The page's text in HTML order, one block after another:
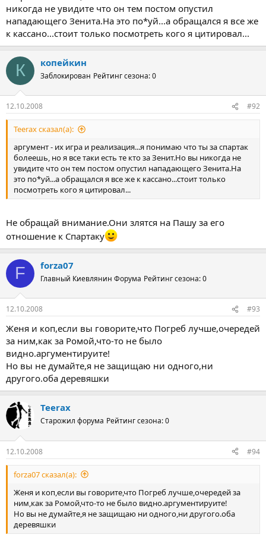
никогда не увидите что он тем постом опустил
нападающего Зенита.На это по*уй...а обращался я все же
к кассано...стоит только посмотреть кого я цитировал...
К копейкин
Заблокирован Рейтинг сезона: 0
12.10.2008 #92
Teerax сказал(а):
аргумент - их игра и реализация...я понимаю что ты за спартак
болеешь, но я все таки есть те кто за Зенит.Но вы никогда не
увидите что он тем постом опустил нападающего Зенита.На
это по*уй...а обращался я все же к кассано...стоит только
посмотреть кого я цитировал...
Не обращай внимание.Они злятся на Пашу за его
отношение к Спартаку
F forza07
Главный Киевлянин Форума Рейтинг сезона: 0
12.10.2008 #93
Женя и коп,если вы говорите,что Погреб лучше,очередей
за ним,как за Ромой,что-то не было
видно.аргументируите!
Но вы не думайте,я не защищаю ни одного,ни
другого.оба деревяшки
Teerax
Старожил форума Рейтинг сезона: 0
12.10.2008 #94
forza07 сказал(а):
Женя и коп,если вы говорите,что Погреб лучше,очередей за
ним,как за Ромой,что-то не было видно.аргументируите!
Но вы не думайте,я не защищаю ни одного,ни другого.оба
деревяшки